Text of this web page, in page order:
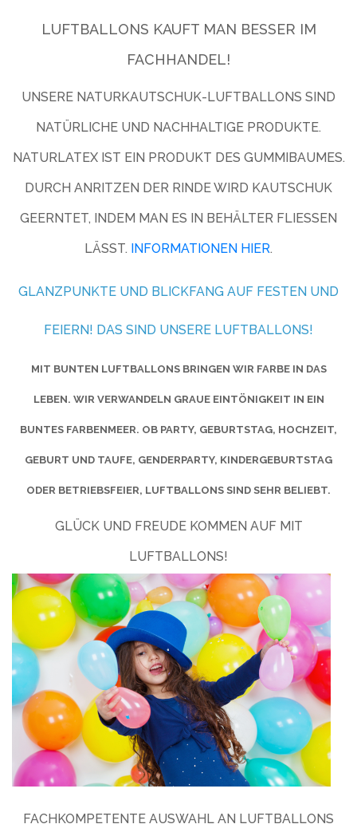
LUFTBALLONS KAUFT MAN BESSER IM
FACHHANDEL!
UNSERE NATURKAUTSCHUK-LUFTBALLONS SIND
NATÜRLICHE UND NACHHALTIGE PRODUKTE.
NATURLATEX IST EIN PRODUKT DES GUMMIBAUMES.
DURCH ANRITZEN DER RINDE WIRD KAUTSCHUK
GEERNTET, INDEM MAN ES IN BEHÄLTER FLIESSEN L
ÄSST. INFORMATIONEN HIER.
GLANZPUNKTE UND BLICKFANG AUF FESTEN UND
FEIERN! DAS SIND UNSERE LUFTBALLONS!
MIT BUNTEN LUFTBALLONS BRINGEN WIR FARBE IN DAS
LEBEN. WIR VERWANDELN GRAUE EINTÖNIGKEIT IN EIN
BUNTES FARBENMEER. OB PARTY, GEBURTSTAG, HOCHZEIT,
GEBURT UND TAUFE, GENDERPARTY, KINDERGEBURTSTAG
ODER BETRIEBSFEIER, LUFTBALLONS SIND SEHR BELIEBT.
GLÜCK UND FREUDE KOMMEN AUF MIT
LUFTBALLONS!
FACHKOMPETENTE AUSWAHL AN LUFTBALLONS